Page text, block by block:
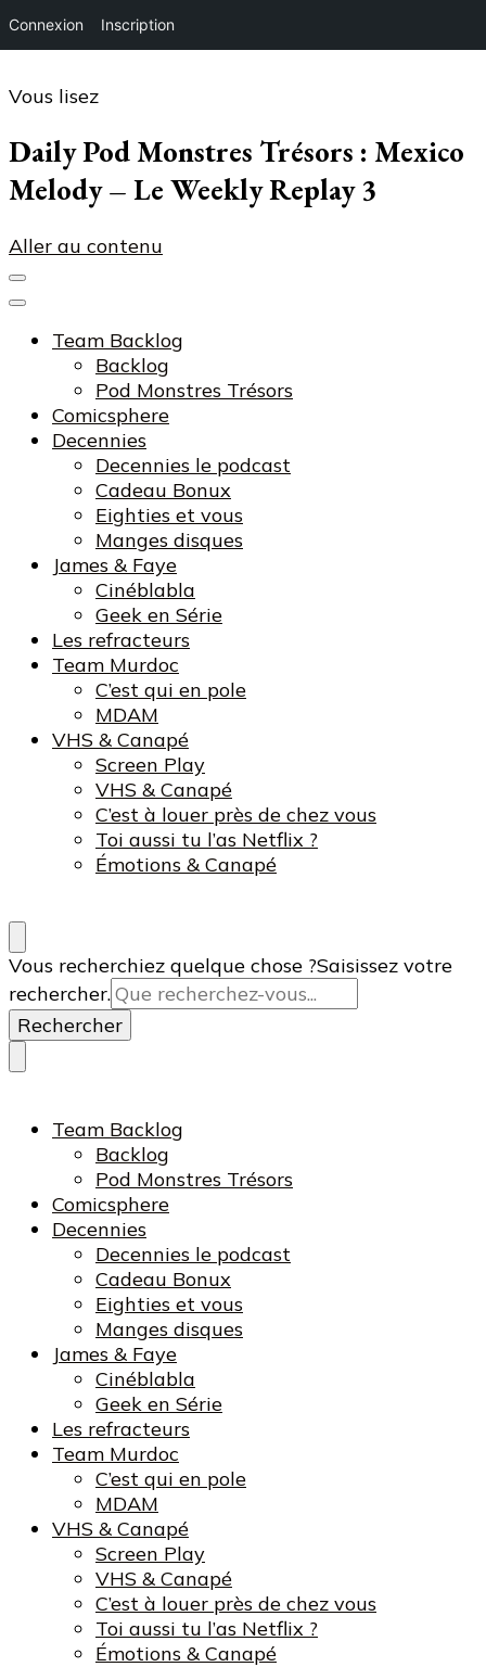
Connexion Inscription
Vous lisez
Daily Pod Monstres Trésors : Mexico
Melody – Le Weekly Replay 3
Aller au contenu
Team Backlog
Backlog
Pod Monstres Trésors
Comicsphere
Decennies
Decennies le podcast
Cadeau Bonux
Eighties et vous
Manges disques
James & Faye
Cinéblabla
Geek en Série
Les refracteurs
Team Murdoc
C’est qui en pole
MDAM
VHS & Canapé
Screen Play
VHS & Canapé
C’est à louer près de chez vous
Toi aussi tu l’as Netflix ?
Émotions & Canapé
Vous recherchiez quelque chose ?Saisissez votre
rechercher.
Team Backlog
Backlog
Pod Monstres Trésors
Comicsphere
Decennies
Decennies le podcast
Cadeau Bonux
Eighties et vous
Manges disques
James & Faye
Cinéblabla
Geek en Série
Les refracteurs
Team Murdoc
C’est qui en pole
MDAM
VHS & Canapé
Screen Play
VHS & Canapé
C’est à louer près de chez vous
Toi aussi tu l’as Netflix ?
Émotions & Canapé